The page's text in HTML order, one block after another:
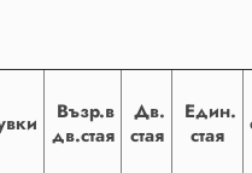
Възр.в
дв.стая
Дв.
стая
Един.
стая